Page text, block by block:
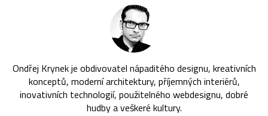
Ondřej Krynek je obdivovatel nápaditého designu, kreativních
konceptů, moderní architektury, příjemných interiérů,
inovativních technologií, použitelného webdesignu, dobré
hudby a veškeré kultury.